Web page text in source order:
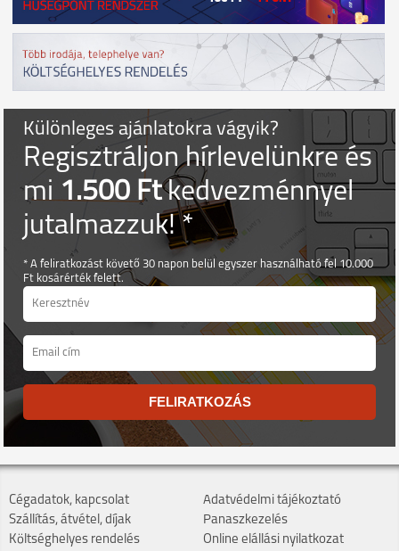
Különleges ajánlatokra vágyik?
Regisztráljon hírlevelünkre és
mi1.500 Ftkedvezménnyel
jutalmazzuk! *
* A feliratkozást követő 30 napon belül egyszer használható fel 10.000
Ft kosárérték felett.
FELIRATKOZÁS
Cégadatok, kapcsolat
Szállítás, átvétel, díjak
Költséghelyes rendelés
Adatvédelmi tájékoztató
Panaszkezelés
Online elállási nyilatkozat